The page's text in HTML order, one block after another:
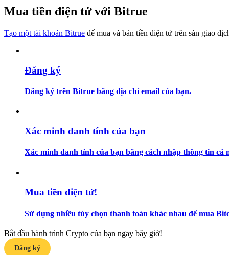
Trở thành Nhà giao dịch Sao chép
Thông tin
Phân tích dữ liệu lớn bao gồm thông tin giao dịch, v.v.
Hướng dẫn
Mua tiền điện tử với Bitrue
Tạo một tài khoản Bitrue để mua và bán tiền điện tử trên sàn giao
Đăng ký
Đăng ký trên Bitrue bằng địa chỉ email của bạn.
Xác minh danh tính của bạn
Xác minh danh tính của bạn bằng cách nhập thông tin cá
Mua tiền điện tử!
Sử dụng nhiều tùy chọn thanh toán khác nhau để mua
Bắt đầu hành trình Crypto của bạn ngay bây giờ!
Đăng ký